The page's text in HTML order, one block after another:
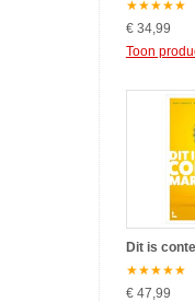
★★★★★
€ 34,99
Toon
Dit is
★★★★★
€ 47,99